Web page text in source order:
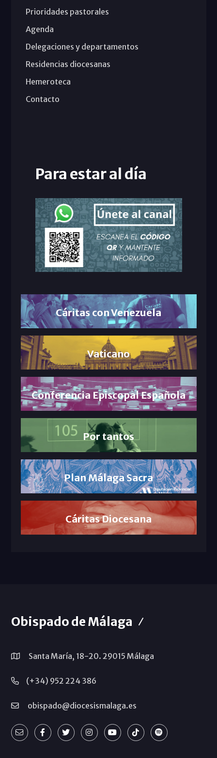
Prioridades pastorales
Agenda
Delegaciones y departamentos
Residencias diocesanas
Hemeroteca
Contacto
Para estar al día
Cáritas con Venezuela
Vaticano
Conferencia Episcopal Española
Por tantos
Plan Málaga Sacra
Cáritas Diocesana
Obispado de Málaga
Santa María, 18-20. 29015 Málaga
(+34) 952 224 386
obispado@diocesismalaga.es